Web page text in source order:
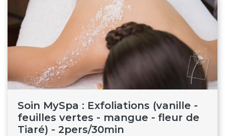
Soin MySpa : Exfoliations (vanille -
feuilles vertes - mangue - fleur de
Tiaré) - 2pers/30min